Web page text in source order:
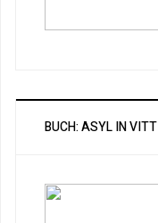
BUCH: ASYL IN VITT